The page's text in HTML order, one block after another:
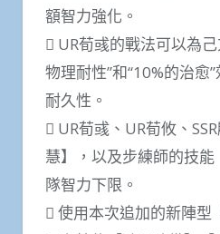
額智力強化。
 UR荀彧的戰法可以為
物理耐性”和“10%的治愈
耐久性。
 UR荀彧、UR荀攸、
慧】，以及步練師的技
隊智力下限。
 使用本次追加的新陣型